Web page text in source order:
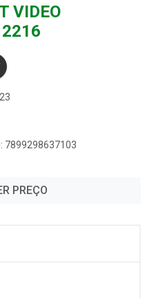
VIDEO
2216
7899298637103
PREÇO